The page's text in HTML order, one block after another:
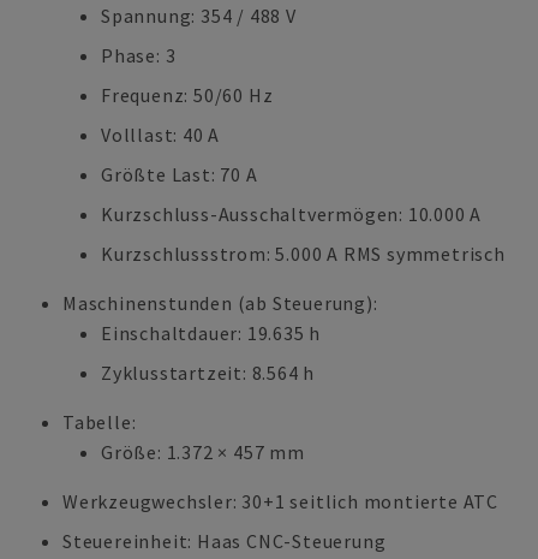
Spannung: 354 / 488 V
Phase: 3
Frequenz: 50/60 Hz
Volllast: 40 A
Größte Last: 70 A
Kurzschluss-Ausschaltvermögen: 10.000 A
Kurzschlussstrom: 5.000 A RMS symmetrisch
Maschinenstunden (ab Steuerung):
Einschaltdauer: 19.635 h
Zyklusstartzeit: 8.564 h
Tabelle:
Größe: 1.372 × 457 mm
Werkzeugwechsler: 30+1 seitlich montierte ATC
Steuereinheit: Haas CNC-Steuerung